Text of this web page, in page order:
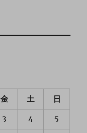
金 土 日
3 4 5